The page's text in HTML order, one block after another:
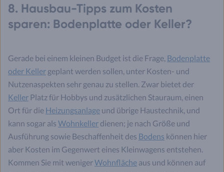
8. Hausbau-Tipps zum Kosten
sparen: Bodenplatte oder Keller?
Gerade bei einem kleinen Budget ist die Frage, Bodenplatte
oder Keller geplant werden sollen, unter Kosten- und
Nutzenaspekten sehr genau zu stellen. Zwar bietet der
Keller Platz für Hobbys und zusätzlichen Stauraum, einen
Ort für die Heizungsanlage und übrige Haustechnik, und
kann sogar als Wohnkeller dienen; je nach Größe und
Ausführung sowie Beschaffenheit des Bodens können hier
aber Kosten im Gegenwert eines Kleinwagens entstehen.
Kommen Sie mit wenigerWohnfläche aus und können auf